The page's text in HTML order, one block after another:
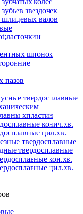
колес
звездочек
шлицевых валов
шпонок
пазов
твердосплавные
хпластин
конич.хв.
цил.хв.
твердосплавные
твердосплавные
кон.хв.
цил.хв.